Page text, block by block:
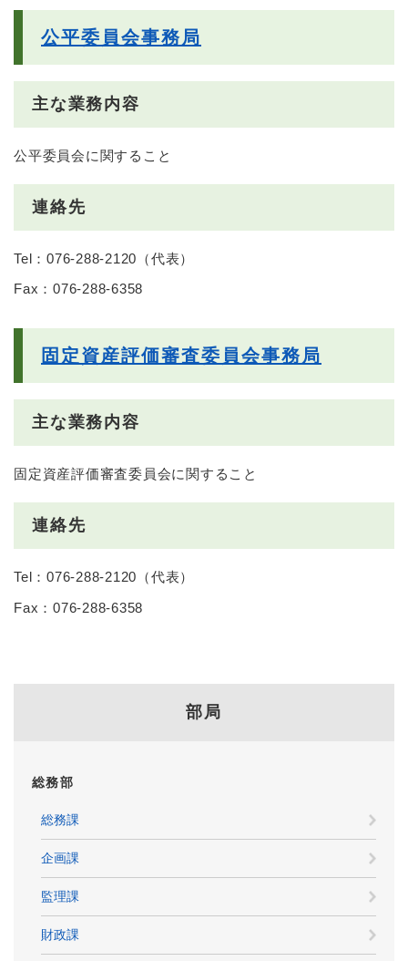
公平委員会事務局
主な業務内容
公平委員会に関すること
連絡先
Tel：076-288-2120 （代表）
Fax：076-288-6358
固定資産評価審査委員会事務局
主な業務内容
固定資産評価審査委員会に関すること
連絡先
Tel：076-288-2120 （代表）
Fax：076-288-6358
部局
総務部
総務課
企画課
監理課
財政課